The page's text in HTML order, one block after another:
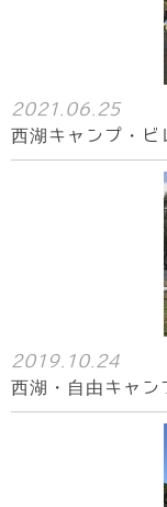
2021.06.25
西湖キャンプ・ビ
2019.10.24
西湖・自由キャン